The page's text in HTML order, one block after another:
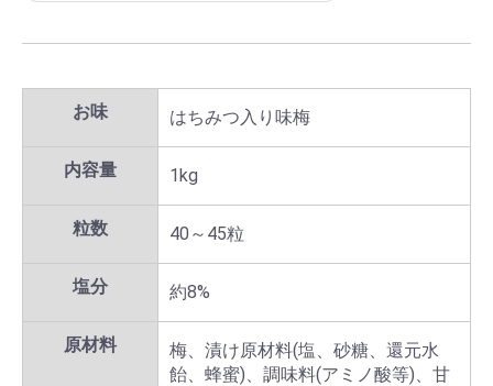
お味 はちみつ入り味梅
内容量 1kg
粒数 40～45粒
塩分 約8%
原材料
梅、漬け原材料(塩、砂糖、還元水
飴、蜂蜜)、調味料(アミノ酸等)、甘